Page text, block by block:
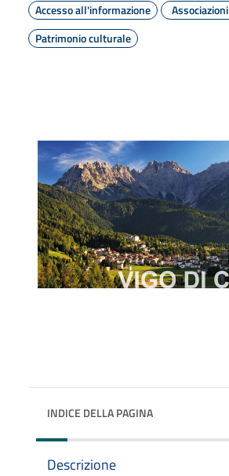
Accesso all'informazione
Associazioni
Patrimonio culturale
INDICE DELLA PAGINA
Descrizione